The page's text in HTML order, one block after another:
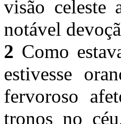
visão celeste
notável
2 Como
estivesse
fervoroso
tronos no